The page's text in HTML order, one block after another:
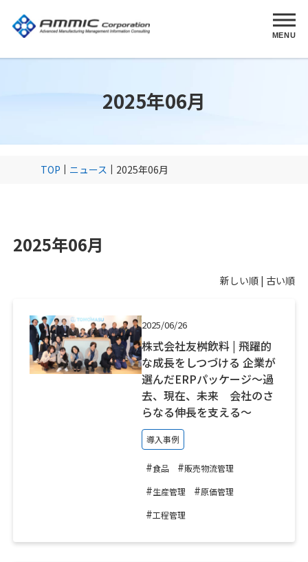
MENU
2025年06月
TOP ニュース 2025年06月
2025年06月
新しい順 | 古い順
2025/06/26
株式会社友桝飲料 | 飛躍的
な成長をしつづける 企業が
選んだERPパッケージ～過
去、現在、未来 会社のさ
らなる伸長を支える～
導入事例
#食品 #販売物流管理
#生産管理 #原価管理
#工程管理